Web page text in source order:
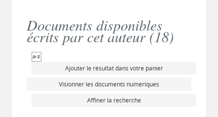
Documents disponibles
écrits par cet auteur (18)
Ajouter le résultat dans votre panier
Visionner les documents numériques
Affiner la recherche